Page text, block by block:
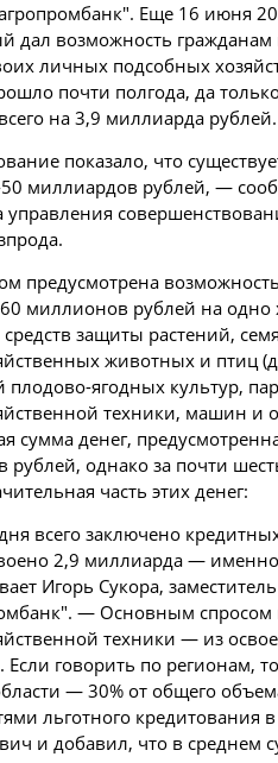
Еще 16 июня
дал возможность гражданам
личных подсобных
почти полгода, да
на 3,9 миллиарда рублей.
показало, что
миллиардов рублей, —
управления
предусмотрена
миллионов рублей на одно
защиты растений,
животных и птиц
плодово-ягодных культур,
техники, машин и
сумма денег,
рублей, однако за почти
часть этих денег:
всего заключено
2,9 миллиарда — именно
Игорь Сукора,
— Основным спросом
техники — из
Если говорить по регионам,
— 30% от общего
льготного кредитования
и добавил, что в среднем